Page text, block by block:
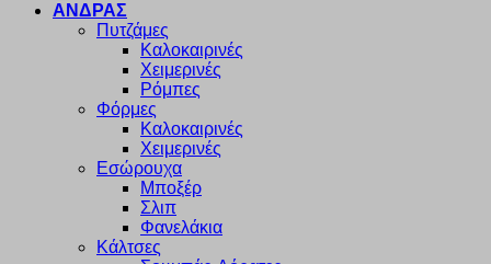
ΑΝΔΡΑΣ
Πυτζάμες
Καλοκαιρινές
Χειμερινές
Ρόμπες
Φόρμες
Καλοκαιρινές
Χειμερινές
Εσώρουχα
Μποξέρ
Σλιπ
Φανελάκια
Κάλτσες